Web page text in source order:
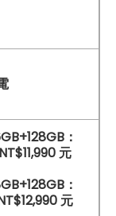
：
NT$11,990 元
：
元